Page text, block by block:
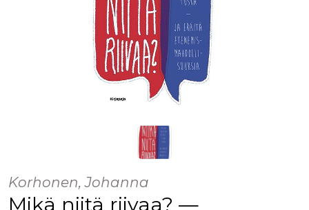
Korhonen, Johanna
Mikä niitä riivaa? —